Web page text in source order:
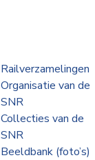
Railverzamelingen
Organisatie van de
SNR
Collecties van de
SNR
Beeldbank (foto’s)